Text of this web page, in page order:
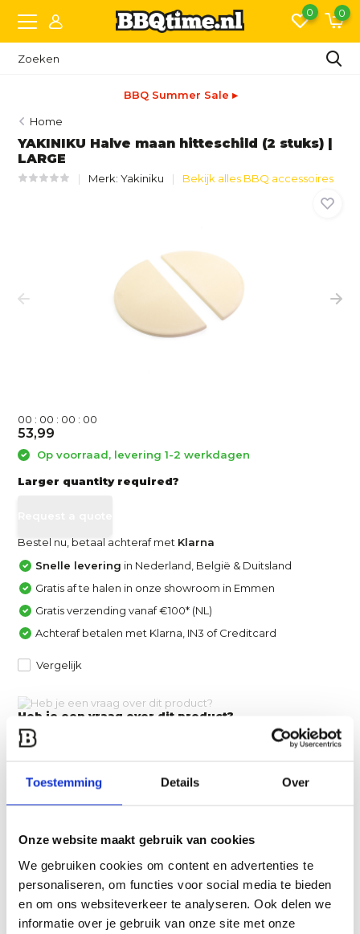
Toestemming Details Over
Onze website maakt gebruik van cookies
We gebruiken cookies om content en advertenties te
personaliseren, om functies voor social media te bieden
en om ons websiteverkeer te analyseren. Ook delen we
informatie over je gebruik van onze site met onze
0 0
BBQ Summer Sale ▸
Home
YAKINIKU Halve maan hitteschild (2 stuks) |
LARGE
Merk:Yakiniku Bekijk alles BBQ accessoires
00 : 00 : 00 : 00
53,99
Op voorraad, levering 1-2 werkdagen
Larger quantity required?
Bestel nu, betaal achteraf met Klarna
Snelle levering in Nederland, België & Duitsland
Gratis af te halen in onze showroom in Emmen
Gratis verzending vanaf €100* (NL)
Achteraf betalen met Klarna, IN3 of Creditcard
Vergelijk
Heb je een vraag over dit product?
Een van onze specialisten helpt je graag verder!
Specificaties
Reviews